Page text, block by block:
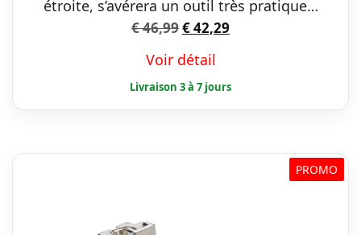
étroite, s’avérera un outil très pratique…
€46,99Le
initial
était :
€ 46,99.
€42,29
est :
€ 42,29.
Voir détail
PROMO